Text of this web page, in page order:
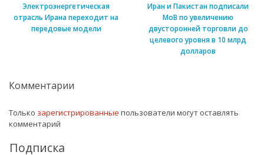
Электроэнергетическая
отрасль Ирана переходит на
передовые модели
Иран и Пакистан подписали
МоВ по увеличению
двусторонней торговли до
целевого уровня в 10 млрд
долларов
Комментарии
Только зарегистрированные пользователи могут оставлять
комментарий
Подписка